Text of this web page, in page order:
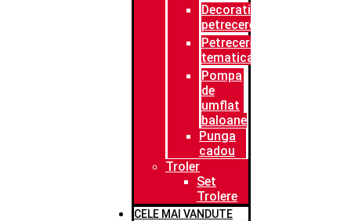
Decoratiuni
petrecere
Petrecere
tematica
Pompa
de
umflat
baloane
Punga
cadou
Troler
Set
Trolere
CELE MAI VANDUTE